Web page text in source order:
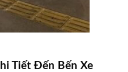
Tiết Đến Bến Xe